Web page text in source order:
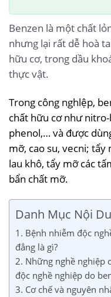
Benzen là một chất
nhưng lại rất dễ hoà
hữu cơ, trong dầu
thực vật.
Trong công nghlệp,
chất hữu cơ như
phenol,… và được
mỡ, cao su, vecni; tẩy
lau khô, tẩy mỡ các
bẩn chất mỡ.
Danh Mục Nội
1. Bệnh nhiễm độc
đẳng là gì?
2. Những nghề nghiệp
độc nghề nghiệp do
3. Cơ chế và nguyên